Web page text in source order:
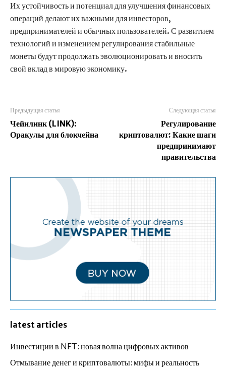
Их устойчивость и потенциал для улучшения финансовых
операций делают их важными для инвесторов,
предпринимателей и обычных пользователей. С развитием
технологий и изменением регулирования стабильные
монеты будут продолжать эволюционировать и вносить
свой вклад в мировую экономику.
Предыдущая статья
Чейнлинк (LINK):
Оракулы для блокчейна
Следующая статья
Регулирование
криптовалют: Какие шаги
предпринимают
правительства
latest articles
Инвестиции в NFT: новая волна цифровых активов
Отмывание денег и криптовалюты: мифы и реальность